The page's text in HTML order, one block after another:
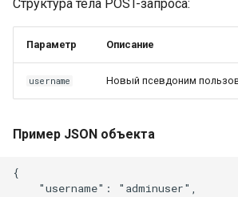
Структура тела POST-запроса:
Параметр Описание
username Новый псевдоним
Пример JSON объекта
{
    "username": "adminuser",